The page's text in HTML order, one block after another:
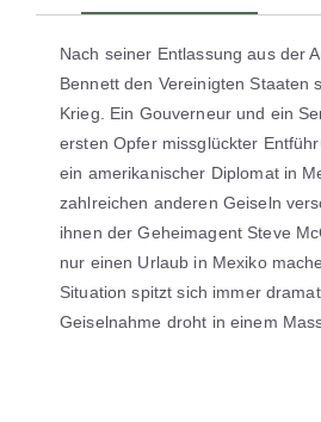
Nach seiner Entlassung aus der
Bennett den Vereinigten Staaten
Krieg. Ein Gouverneur und ein
ersten Opfer missglückter
ein amerikanischer Diplomat in
zahlreichen anderen Geiseln
ihnen der Geheimagent Steve
nur einen Urlaub in Mexiko
Situation spitzt sich immer
Geiselnahme droht in einem